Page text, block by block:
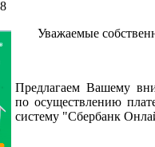
Уважаемые
Предлагаем Вашему
по осуществлению
систему "Сбербанк